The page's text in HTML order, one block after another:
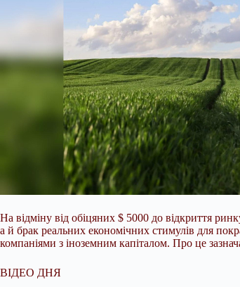
На відміну від обіцяних $ 5000 до відкриття
а й брак реальних економічних стимулів для
компаніями з іноземним капіталом. Про це
ВІДЕО ДНЯ